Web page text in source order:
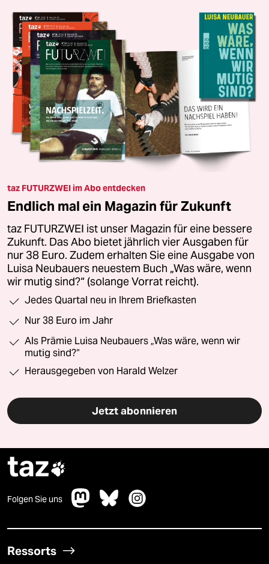
taz FUTURZWEI im Abo entdecken
Endlich mal ein Magazin für Zukunft
taz FUTURZWEI ist unser Magazin für eine bessere
Zukunft. Das Abo bietet jährlich vier Ausgaben für
nur 38 Euro. Zudem erhalten Sie eine Ausgabe von
Luisa Neubauers neuestem Buch „Was wäre, wenn
wir mutig sind?“ (solange Vorrat reicht).
Jedes Quartal neu in Ihrem Briefkasten
Nur 38 Euro im Jahr
Als Prämie Luisa Neubauers „Was wäre, wenn wir
mutig sind?“
Herausgegeben von Harald Welzer
Jetzt abonnieren
taz
Folgen Sie uns
Ressorts